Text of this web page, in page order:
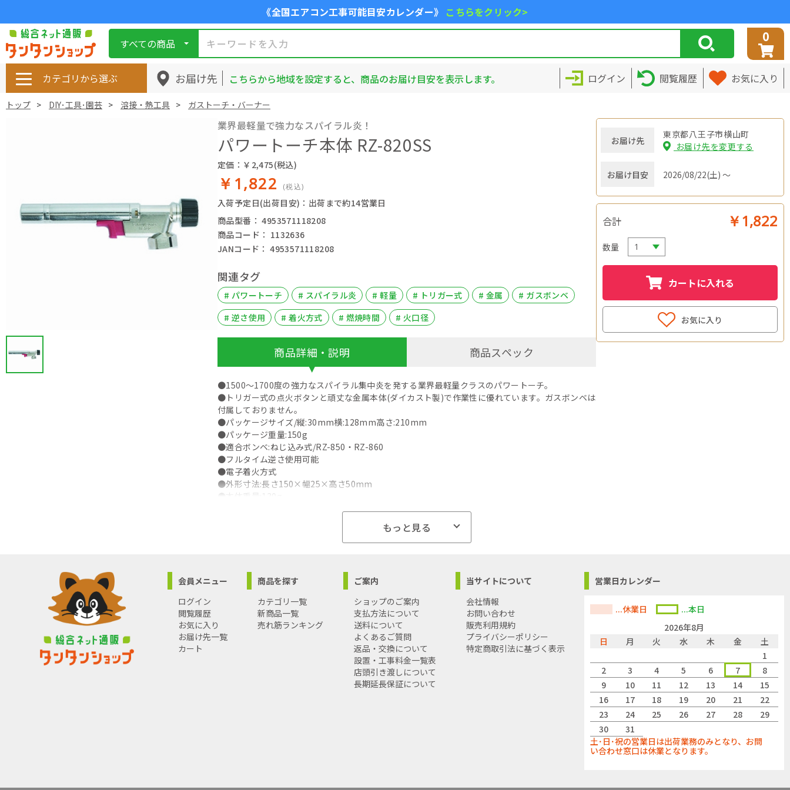
《全国エアコン工事可能目安カレンダー》 こちらをクリック>
すべての商品 0
カテゴリから選ぶ お届け先 こちらから地域を設定すると、商品のお届け目安を表示します。 ログイン 閲覧履歴 お気に入り
トップ DIY･工具･園芸 溶接・熱工具 ガストーチ・バーナー
業界最軽量で強力なスパイラル炎！
パワートーチ本体 RZ-820SS
定価：￥2,475(税込)
￥1,822 (税込)
入荷予定日(出荷目安)：出荷まで約14営業日
商品型番： 4953571118208
商品コード： 1132636
JANコード： 4953571118208
関連タグ
# パワートーチ # スパイラル炎 # 軽量 # トリガー式 # 金属
# ガスボンベ
# 逆さ使用
# 着火方式 # 燃焼時間 # 火口径
商品詳細・説明
●1500～1700度の強力なスパイラル集中炎を発する業界最軽量クラスのパワートーチ。
●トリガー式の点火ボタンと頑丈な金属本体(ダイカスト製)で作業性に優れています。ガスボンベは
付属しておりません。
●パッケージサイズ/縦:30mm横:128mm高さ:210mm
●パッケージ重量:150g
●適合ボンベ:ねじ込み式/RZ-850・RZ-860
●フルタイム逆さ使用可能
●電子着火方式
●外形寸法:長さ150×幅25×高さ50mm
●本体重量:130g
●ガス消費量(RZ850使用時):169g/h
●沖縄・離島への配送料金は別途見積もり（配送不可の場合も有）となりますのでご了承くださ
い。
もっと見る
商品スペック
お届け先
東京都八王子市横山町
お届け先を変更する
お届け目安 2026/08/22(土) ～
合計 ￥1,822
数量
カートに入れる
お気に入り
会員メニュー
ログイン
閲覧履歴
お気に入り
お届け先一覧
カート
商品を探す
カテゴリ一覧
新商品一覧
売れ筋ランキング
ご案内
ショップのご案内
支払方法について
送料について
よくあるご質問
返品・交換について
設置・工事料金一覧表
店頭引き渡しについて
長期延長保証について
当サイトについて
会社情報
お問い合わせ
販売利用規約
プライバシーポリシー
特定商取引法に基づく表示
営業日カレンダー
...休業日
...本日
2026年8月
日
月 火 水 木 金
土
1
2
3 4 5 6 7
8
9
10 11 12 13 14
15
16
17 18 19 20 21
22
23
24 25 26 27 28
29
30
31
土･日･祝の営業日は出荷業務のみとなり、お問
い合わせ窓口は休業となります。